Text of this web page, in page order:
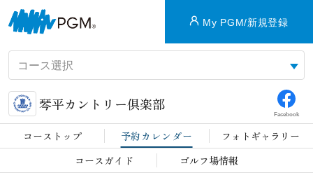
My PGM/新規登録
琴平カントリー倶楽部
Facebook
コーストップ 予約カレンダー
フォトギャラリー
コースガイド
ゴルフ場情報